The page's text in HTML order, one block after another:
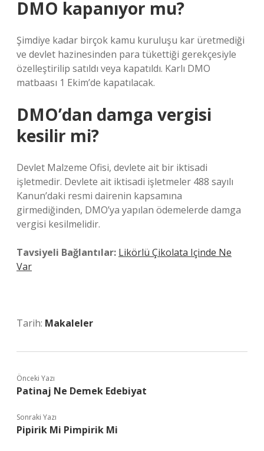
DMO kapanıyor mu?
Şimdiye kadar birçok kamu kuruluşu kar üretmediği
ve devlet hazinesinden para tükettiği gerekçesiyle
özelleştirilip satıldı veya kapatıldı. Karlı DMO
matbaası 1 Ekim’de kapatılacak.
DMO’dan damga vergisi
kesilir mi?
Devlet Malzeme Ofisi, devlete ait bir iktisadi
işletmedir. Devlete ait iktisadi işletmeler 488 sayılı
Kanun’daki resmi dairenin kapsamına
girmediğinden, DMO’ya yapılan ödemelerde damga
vergisi kesilmelidir.
Tavsiyeli Bağlantılar: Likörlü Çikolata Içinde Ne
Var
Tarih: Makaleler
Önceki Yazı
Patinaj Ne Demek Edebiyat
Sonraki Yazı
Pipirik Mi Pimpirik Mi